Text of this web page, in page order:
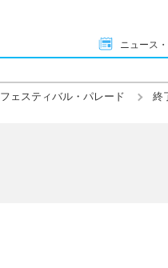
ニュース
フェスティバル・パレード 終